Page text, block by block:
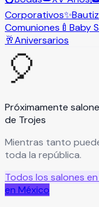
Corporativos✨
Comuniones 🍼 Baby
🥂Aniversarios
🎈
Próximamente
de Trojes
Mientras tanto
toda la república.
Todos los salones en
en México